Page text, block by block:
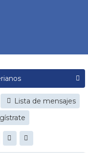
Lista de mensajes